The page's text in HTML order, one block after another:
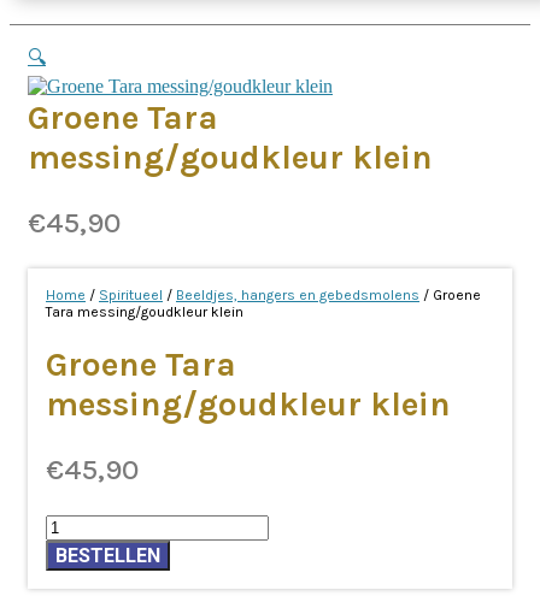
🔍
Groene Tara
messing/goudkleur klein
€45,90
Home / Spiritueel / Beeldjes, hangers en gebedsmolens / Groene
Tara messing/goudkleur klein
Groene Tara
messing/goudkleur klein
€45,90
Groene
Tara
messing/goudkleur
klein
BESTELLEN